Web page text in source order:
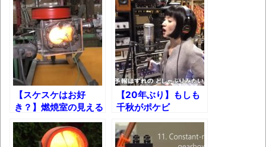
進撃の巨人シーズン7 ファイナルシーズンの
感想
TBS「マツコの知らない世界」スタグル特
集でほとんど紹介されなかったJリーグ…なら
ば自分たちで紹介だ！
【衝撃】道志村の骨や服、沢の上流から流
【米村でんじろう
SP】
バーグ150g」を清水
の舞台から飛び降りる
つもりで食べて来た！
【スケスケはお好
き？】燃焼室の見える
【20年ぶり】もしも
千秋がポケビ
歌ってみたら……！